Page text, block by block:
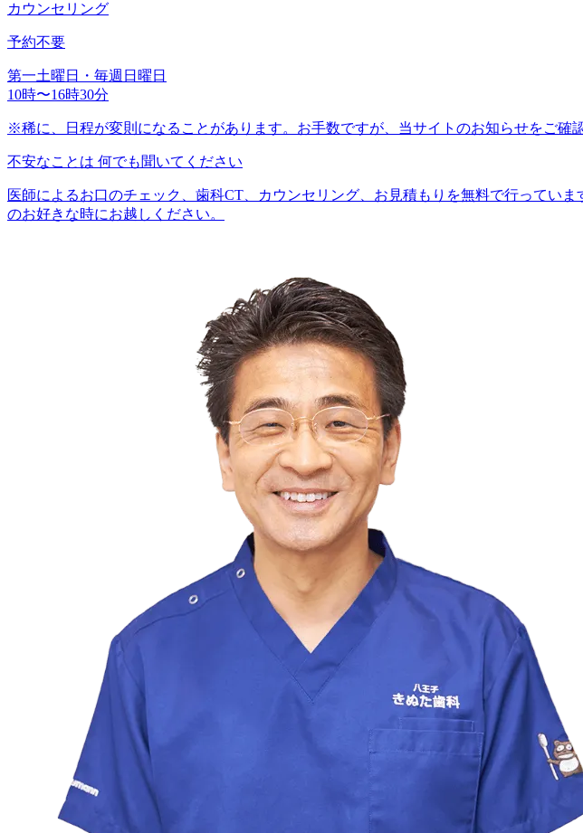
カウンセリング
予約不要
第一土曜日・毎週日曜日
10時〜16時30分
※稀に、日程が変則になることがあります。お手数ですが、当サイトのお知らせをご確
不安なことは 何でも聞いてください
医師によるお口のチェック、歯科CT、カウンセリング、お見積もりを無料で行ってい
のお好きな時にお越しください。